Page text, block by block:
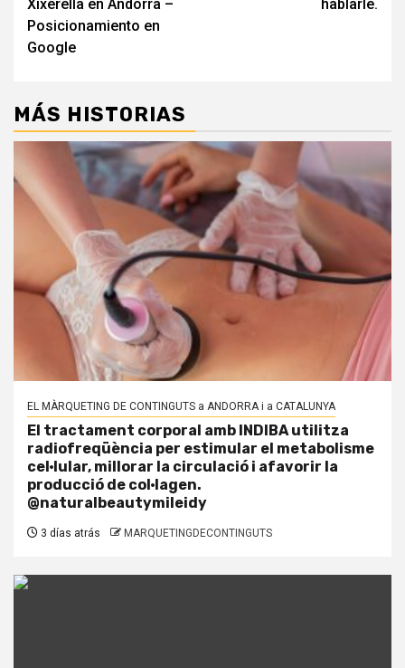
Xixerella en Andorra –
Posicionamiento en
Google
hablarle.
MÁS HISTORIAS
EL MÀRQUETING DE CONTINGUTS a ANDORRA i a CATALUNYA
El tractament corporal amb INDIBA utilitza
radiofreqüència per estimular el metabolisme
cel·lular, millorar la circulació i afavorir la
producció de col·lagen.
@naturalbeautymileidy
3 días atrás MARQUETINGDECONTINGUTS